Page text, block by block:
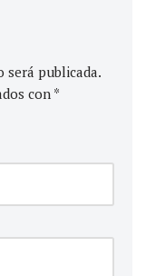
será publicada.
con *